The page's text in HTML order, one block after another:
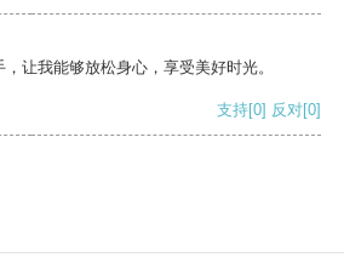
让我能够放松身心，享受美好时光。
支持[0] 反对[0]